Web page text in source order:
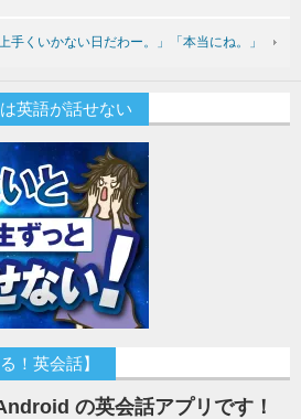
上手くいかない日だわー。」「本当にね。」
英語が話せない
！英会話】
の英会話アプリです！